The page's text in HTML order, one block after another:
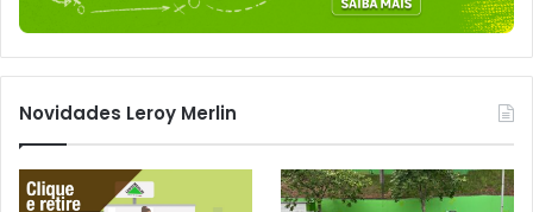
Novidades Leroy Merlin